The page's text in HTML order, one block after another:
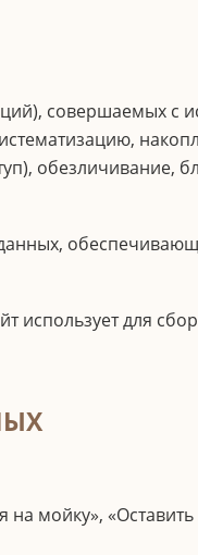
совершаемых с
обезличивание,
использует для
мойку»,